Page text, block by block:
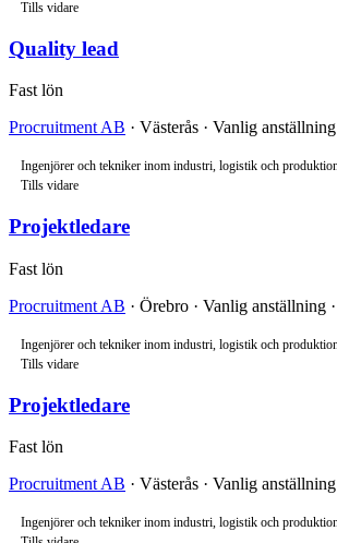
Tills vidare
Quality lead
Fast lön
Procruitment AB · Västerås · Vanlig
Ingenjörer och tekniker inom industri, logistik och
Tills vidare
Projektledare
Fast lön
Procruitment AB · Örebro · Vanlig anställning
Ingenjörer och tekniker inom industri, logistik och
Tills vidare
Projektledare
Fast lön
Procruitment AB · Västerås · Vanlig
Ingenjörer och tekniker inom industri, logistik och